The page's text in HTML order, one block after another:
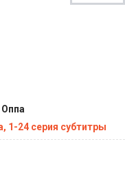
1-24 серия субтитры